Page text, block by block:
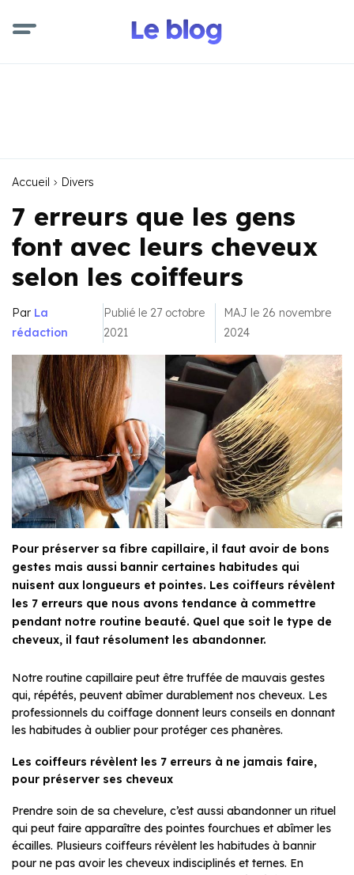
Accueil Divers
7 erreurs que les gens
font avec leurs cheveux
selon les coiffeurs
Par La
rédaction
Publié le 27 octobre
2021
MAJ le 26 novembre
2024
Pour préserver sa fibre capillaire, il faut avoir de bons
gestes mais aussi bannir certaines habitudes qui
nuisent aux longueurs et pointes. Les coiffeurs révèlent
les 7 erreurs que nous avons tendance à commettre
pendant notre routine beauté. Quel que soit le type de
cheveux, il faut résolument les abandonner.
Notre routine capillaire peut être truffée de mauvais gestes
qui, répétés, peuvent abîmer durablement nos cheveux. Les
professionnels du coiffage donnent leurs conseils en donnant
les habitudes à oublier pour protéger ces phanères.
Les coiffeurs révèlent les 7 erreurs à ne jamais faire,
pour préserver ses cheveux
Prendre soin de sa chevelure, c’est aussi abandonner un rituel
qui peut faire apparaître des pointes fourchues et abîmer les
écailles. Plusieurs coiffeurs révèlent les habitudes à bannir
pour ne pas avoir les cheveux indisciplinés et ternes. En